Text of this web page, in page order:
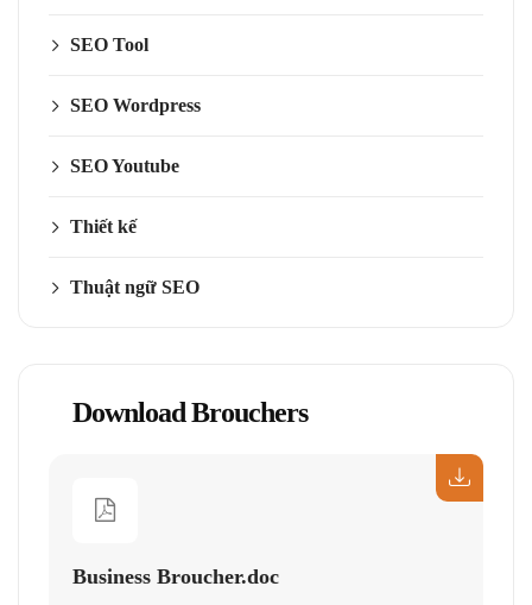
SEO Tool
SEO Wordpress
SEO Youtube
Thiết kế
Thuật ngữ SEO
Download Brouchers
Business Broucher.doc